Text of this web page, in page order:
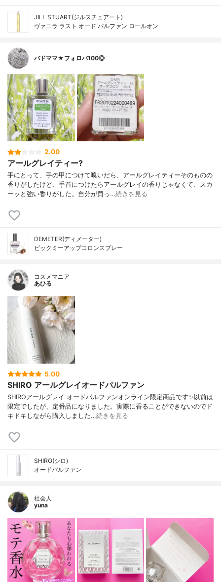
JILL STUART(ジルスチュアート)
ヴァニラ ラスト オード パルファン ロールオン
バドママ★フォロバ100◎
2.00
アールグレイティー?
手にとって、手の甲につけて嗅いだら、アールグレイティーそのものの
香りがしたけど、手首につけたらアールグレイの香りじゃなくて、スカ
ーッと強い香りがした。自分が買っ…続きを見る
DEMETER(ディメーター)
ピックミーアップコロンスプレー
コスメマニア
あひる
5.00
SHIRO アールグレイオードパルファン
SHIROアールグレイ オードパルファンオンライン限定商品です✨以前は
限定でしたが、定番品になりました。実際に香ることができないのでド
キドキしながら購入しました…続きを見る
SHIRO(シロ)
オードパルファン
社会人
yuna